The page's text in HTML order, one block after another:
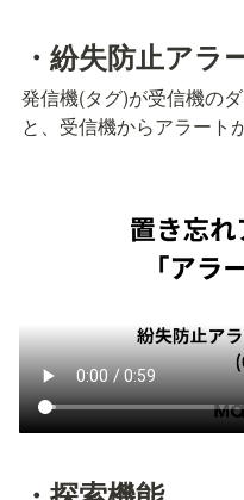
・紛失防止アラ
発信機(タグ)が受信機の
と、受信機からアラート